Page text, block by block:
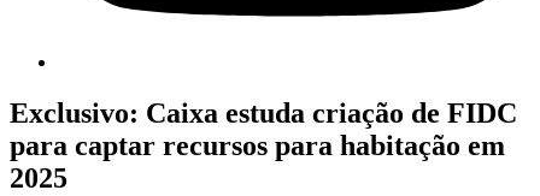
Exclusivo: Caixa estuda criação de FIDC
para captar recursos para habitação em
2025